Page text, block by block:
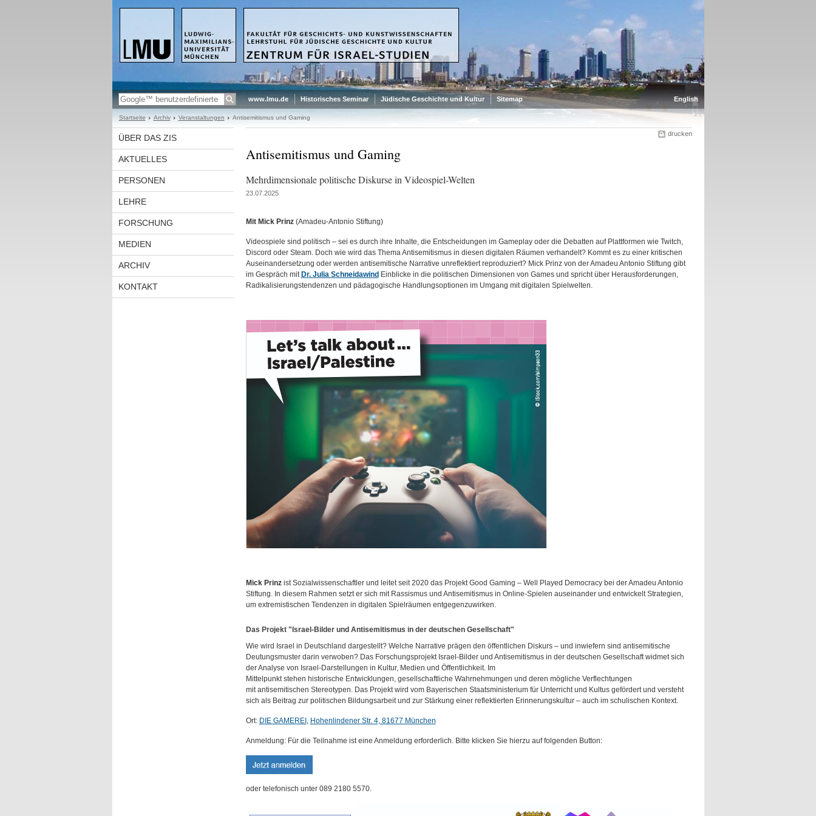
www.lmu.de Historisches Seminar Jüdische Geschichte und Kultur Sitemap English
Startseite Archiv Veranstaltungen Antisemitismus und Gaming
ÜBER DAS ZIS
AKTUELLES
PERSONEN
LEHRE
FORSCHUNG
MEDIEN
ARCHIV
KONTAKT
drucken
Antisemitismus und Gaming
Mehrdimensionale politische Diskurse in Videospiel-Welten
23.07.2025
Mit Mick Prinz(Amadeu-Antonio Stiftung)
Videospiele sind politisch – sei es durch ihre Inhalte, die Entscheidungen im Gameplay oder die Debatten auf Plattformen wie Twitch,
Discord oder Steam. Doch wie wird das Thema Antisemitismus in diesen digitalen Räumen verhandelt? Kommt es zu einer kritischen
Auseinandersetzung oder werden antisemitische Narrative unreflektiert reproduziert? Mick Prinz von der Amadeu Antonio Stiftung gibt
im Gespräch mit Dr. Julia Schneidawind Einblicke in die politischen Dimensionen von Games und spricht über Herausforderungen,
Radikalisierungstendenzen und pädagogische Handlungsoptionen im Umgang mit digitalen Spielwelten.
Mick Prinzist Sozialwissenschaftler und leitet seit 2020 das Projekt Good Gaming – Well Played Democracy bei der Amadeu Antonio
Stiftung. In diesem Rahmen setzt er sich mit Rassismus und Antisemitismus in Online-Spielen auseinander und entwickelt Strategien,
um extremistischen Tendenzen in digitalen Spielräumen entgegenzuwirken.
Das Projekt "Israel-Bilder und Antisemitismus in der deutschen Gesellschaft"
Wie wird Israel in Deutschland dargestellt? Welche Narrative prägen den öffentlichen Diskurs – und inwiefern sind antisemitische
Deutungsmuster darin verwoben? Das Forschungsprojekt Israel-Bilder und Antisemitismus in der deutschen Gesellschaft widmet sich
der Analyse von Israel-Darstellungen in Kultur, Medien und Öffentlichkeit. Im
Mittelpunkt stehen historische Entwicklungen, gesellschaftliche Wahrnehmungen und deren mögliche Verflechtungen
mit antisemitischen Stereotypen. Das Projekt wird vom Bayerischen Staatsministerium für Unterricht und Kultus gefördert und versteht
sich als Beitrag zur politischen Bildungsarbeit und zur Stärkung einer reflektierten Erinnerungskultur – auch im schulischen Kontext.
Ort: DIE GAMEREI , Hohenlindener Str. 4, 81677 München
Anmeldung: Für die Teilnahme ist eine Anmeldung erforderlich. Bitte klicken Sie hierzu auf folgenden Button:
oder telefonisch unter 089 2180 5570.